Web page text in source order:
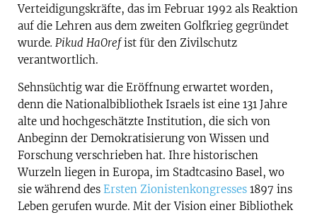
Verteidigungskräfte, das im Februar 1992 als Reaktion
auf die Lehren aus dem zweiten Golfkrieg gegründet
wurde. Pikud HaOrefist für den Zivilschutz
verantwortlich.
Sehnsüchtig war die Eröffnung erwartet worden,
denn die Nationalbibliothek Israels ist eine 131 Jahre
alte und hochgeschätzte Institution, die sich von
Anbeginn der Demokratisierung von Wissen und
Forschung verschrieben hat. Ihre historischen
Wurzeln liegen in Europa, im Stadtcasino Basel, wo
sie während des Ersten Zionistenkongresses 1897 ins
Leben gerufen wurde. Mit der Vision einer Bibliothek